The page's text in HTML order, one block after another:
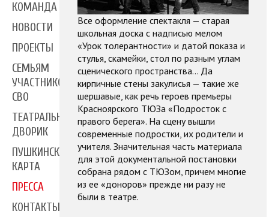
КОМАНДА
НОВОСТИ
ПРОЕКТЫ
СЕМЬЯМ
УЧАСТНИКОВ
СВО
ТЕАТРАЛЬНЫЙ
ДВОРИК
ПУШКИНСКАЯ
КАРТА
ПРЕССА
КОНТАКТЫ
Все оформление спектакля — старая
школьная доска с надписью мелом
«Урок толерантности» и датой показа и
стулья, скамейки, стол по разным углам
сценического пространства… Да
кирпичные стены закулисья — такие же
шершавые, как речь героев премьеры
Красноярского ТЮЗа «Подросток с
правого берега». На сцену вышли
современные подростки, их родители и
учителя. Значительная часть материала
для этой документальной постановки
собрана рядом с ТЮЗом, причем многие
из ее «доноров» прежде ни разу не
были в театре.